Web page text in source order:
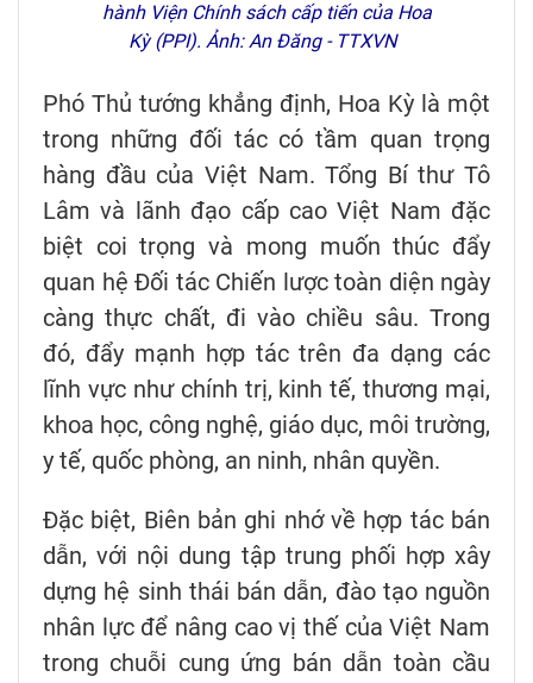
hành Viện Chính sách cấp tiến của Hoa
Kỳ (PPI). Ảnh: An Đăng - TTXVN
Phó Thủ tướng khẳng định, Hoa Kỳ là một
trong những đối tác có tầm quan trọng
hàng đầu của Việt Nam. Tổng Bí thư Tô
Lâm và lãnh đạo cấp cao Việt Nam đặc
biệt coi trọng và mong muốn thúc đẩy
quan hệ Đối tác Chiến lược toàn diện ngày
càng thực chất, đi vào chiều sâu. Trong
đó, đẩy mạnh hợp tác trên đa dạng các
lĩnh vực như chính trị, kinh tế, thương mại,
khoa học, công nghệ, giáo dục, môi trường,
y tế, quốc phòng, an ninh, nhân quyền.
Đặc biệt, Biên bản ghi nhớ về hợp tác bán
dẫn, với nội dung tập trung phối hợp xây
dựng hệ sinh thái bán dẫn, đào tạo nguồn
nhân lực để nâng cao vị thế của Việt Nam
trong chuỗi cung ứng bán dẫn toàn cầu